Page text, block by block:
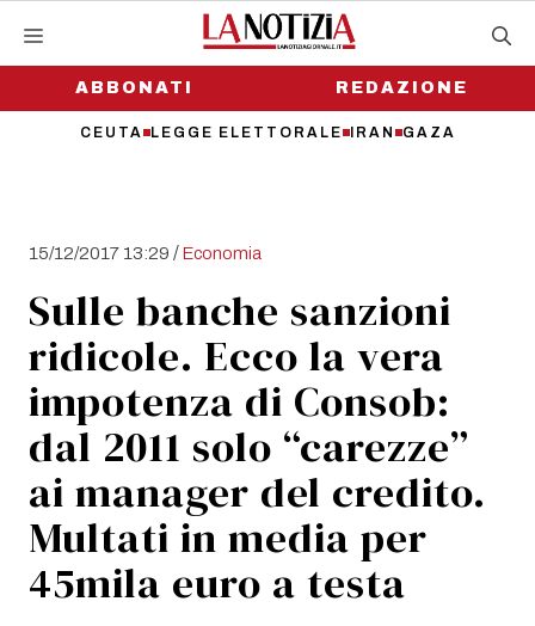
contenutoABBONATI
CEUTA LEGGE ELETTORALE IRAN GAZA
REDAZIONE
15/12/2017 13:29 /Economia
Sulle banche sanzioni
ridicole. Ecco la vera
impotenza di Consob:
dal 2011 solo “carezze”
ai manager del credito.
Multati in media per
45mila euro a testa